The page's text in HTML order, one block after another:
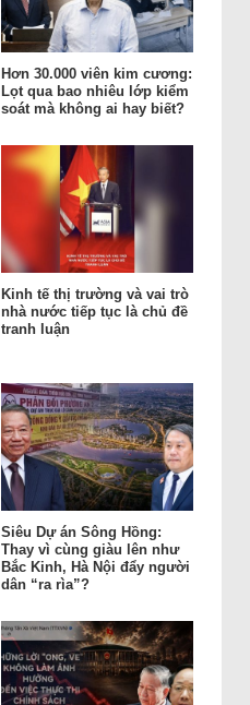
Hơn 30.000 viên kim cương:
Lọt qua bao nhiêu lớp kiểm
soát mà không ai hay biết?
Kinh tế thị trường và vai trò
nhà nước tiếp tục là chủ đề
tranh luận
Siêu Dự án Sông Hồng:
Thay vì cùng giàu lên như
Bắc Kinh, Hà Nội đẩy người
dân “ra rìa”?